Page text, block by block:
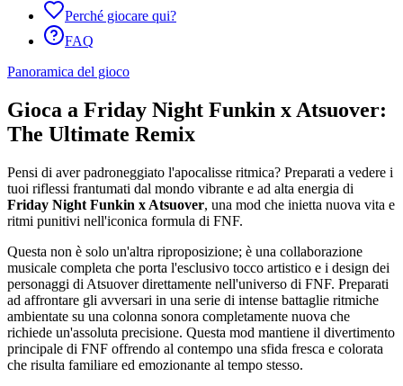
Perché giocare qui?
FAQ
Panoramica del gioco
Gioca a Friday Night Funkin x Atsuover:
The Ultimate Remix
Pensi di aver padroneggiato l'apocalisse ritmica? Preparati a vedere i
tuoi riflessi frantumati dal mondo vibrante e ad alta energia di
Friday Night Funkin x Atsuover, una mod che inietta nuova vita e
ritmi punitivi nell'iconica formula di FNF.
Questa non è solo un'altra riproposizione; è una collaborazione
musicale completa che porta l'esclusivo tocco artistico e i design dei
personaggi di Atsuover direttamente nell'universo di FNF. Preparati
ad affrontare gli avversari in una serie di intense battaglie ritmiche
ambientate su una colonna sonora completamente nuova che
richiede un'assoluta precisione. Questa mod mantiene il divertimento
principale di FNF offrendo al contempo una sfida fresca e colorata
che risulta familiare ed emozionante al tempo stesso.